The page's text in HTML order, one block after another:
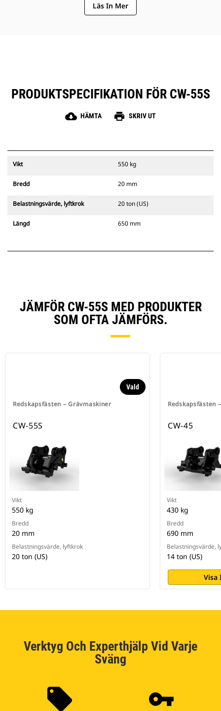
Läs In Mer
PRODUKTSPECIFIKATION FÖR CW-55S
cloud_download HÄMTA print SKRIV UT
Vikt 550 kg
Bredd 20 mm
Belastningsvärde, lyftkrok 20 ton (US)
Längd 650 mm
JÄMFÖR CW-55S MED PRODUKTER
SOM OFTA JÄMFÖRS.
Redskapsfästen – Grävmaskiner
Vald
CW-55S
Vikt
550 kg
Bredd
20 mm
Belastningsvärde, lyftkrok
20 ton (US)
Redskapsfästen
CW-45
Vikt
430 kg
Bredd
690 mm
Belastningsvärde,
14 ton (US)
Visa
Verktyg Och Experthjälp Vid Varje
Sväng